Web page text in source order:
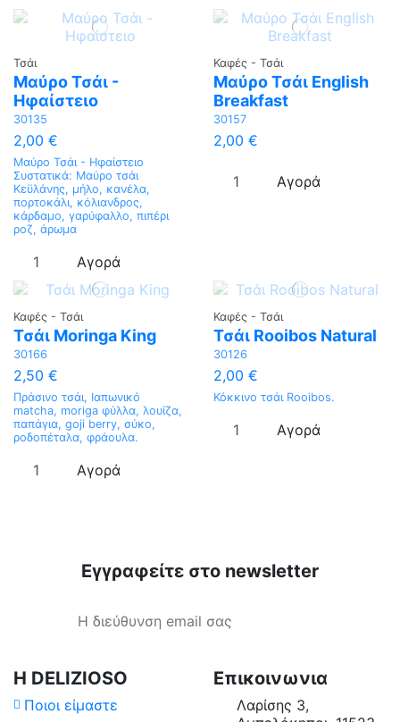
Τσάι
Μαύρο Τσάι -
Ηφαίστειο
30135
2,00 €
Μαύρο Τσάι - Ηφαίστειο
Συστατικά: Mαύρο τσάι
Κεϋλάνης, μήλο, κανέλα,
πορτοκάλι, κόλιανδρος,
κάρδαμο, γαρύφαλλο, πιπέρι
ροζ, άρωμα
Αγορά
Καφές - Τσάι
Μαύρο Τσάι English
Breakfast
30157
2,00 €
Αγορά
Καφές - Τσάι
Τσάι Moringa King
30166
2,50 €
Πράσινο τσάι, Ιαπωνικό
matcha, moriga φύλλα, λουίζα,
παπάγια, goji berry, σύκο,
ροδοπέταλα, φράουλα.
Αγορά
Καφές - Τσάι
Τσάι Rooibos Natural
30126
2,00 €
Κόκκινο τσάι Rooibos.
Αγορά
Χώρα Προέλευσης
Επεξεργασία
Εγγραφείτε στο newsletter
Η DELIZIOSO
Ποιοι είμαστε
Επικοινωνια
Λαρίσης 3,